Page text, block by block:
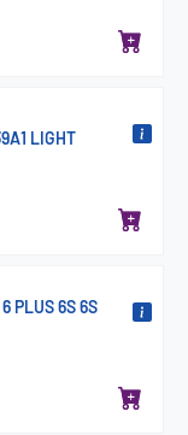
LIGHT
PLUS 6S 6S